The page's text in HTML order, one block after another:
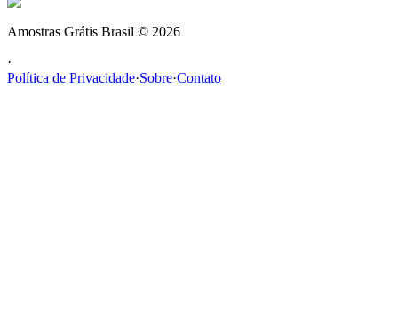
Amostras Grátis Brasil © 2026
·
Política de Privacidade·Sobre·Contato